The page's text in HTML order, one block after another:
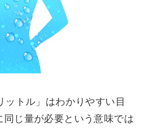
トル」はわかりやすい目
じ量が必要という意味では